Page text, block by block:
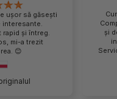
ușor să găsești
interesante.
rapid și întreg.
mi-a trezit
😊
și